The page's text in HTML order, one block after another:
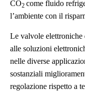
CO2 come fluido
l’ambiente con il
Le valvole elettroniche
alle soluzioni
nelle diverse
sostanziali
regolazione rispetto a